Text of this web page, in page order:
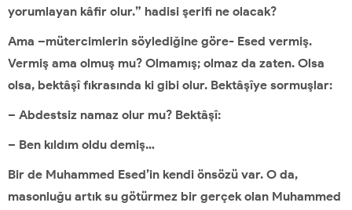
yorumlayan kâfir olur.” hadisi şerifi ne olacak?
Ama –mütercimlerin söylediğine göre- Esed vermiş.
Vermiş ama olmuş mu? Olmamış; olmaz da zaten. Olsa
olsa, bektâşî fıkrasında ki gibi olur. Bektâşîye sormuşlar:
– Abdestsiz namaz olur mu? Bektâşî:
– Ben kıldım oldu demiş…
Bir de Muhammed Esed’in kendi önsözü var. O da,
masonluğu artık su götürmez bir gerçek olan Muhammed